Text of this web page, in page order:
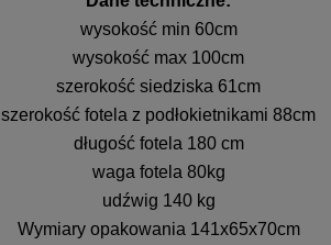
wysokość min 60cm
wysokość max 100cm
szerokość siedziska 61cm
szerokość fotela z podłokietnikami 88cm
długość fotela 180 cm
waga fotela 80kg
udźwig 140 kg
Wymiary opakowania 141x65x70cm